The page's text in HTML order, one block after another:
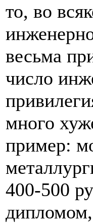
то, во
весьма
число
много
пример:
400-500
дипломом,